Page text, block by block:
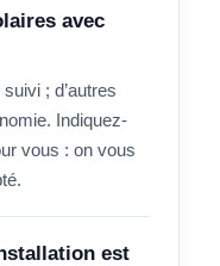
avec
; d’autres
Indiquez-
vous : on vous
est